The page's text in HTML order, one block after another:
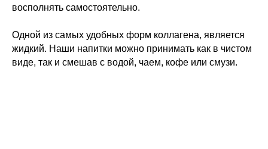
восполнять самостоятельно.
Одной из самых удобных форм коллагена, является
жидкий. Наши напитки можно принимать как в чистом
виде, так и смешав с водой, чаем, кофе или смузи.